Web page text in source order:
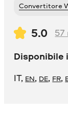
Convertitore
5.0 57
Disponibile
IT, EN, DE, FR,